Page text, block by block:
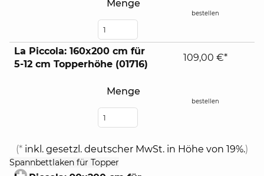
Menge
bestellen
La Piccola: 160x200 cm für
5-12 cm Topperhöhe (01716)
Menge
109,00 €*
bestellen
(* inkl. gesetzl. deutscher MwSt. in Höhe von 19%.)
Spannbettlaken für Topper